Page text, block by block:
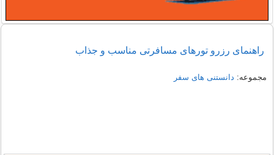
راهنمای رزرو تورهای مسافرتی مناسب و جذاب
مجموعه: دانستنی های سفر